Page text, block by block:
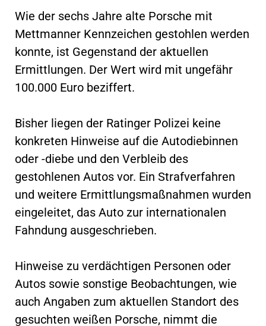
Wie der sechs Jahre alte Porsche mit
Mettmanner Kennzeichen gestohlen werden
konnte, ist Gegenstand der aktuellen
Ermittlungen. Der Wert wird mit ungefähr
100.000 Euro beziffert.
Bisher liegen der Ratinger Polizei keine
konkreten Hinweise auf die Autodiebinnen
oder -diebe und den Verbleib des
gestohlenen Autos vor. Ein Strafverfahren
und weitere Ermittlungsmaßnahmen wurden
eingeleitet, das Auto zur internationalen
Fahndung ausgeschrieben.
Hinweise zu verdächtigen Personen oder
Autos sowie sonstige Beobachtungen, wie
auch Angaben zum aktuellen Standort des
gesuchten weißen Porsche, nimmt die